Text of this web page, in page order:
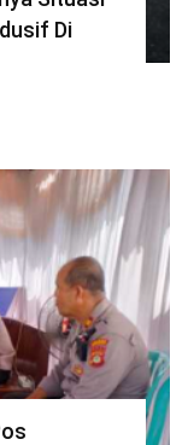
Di